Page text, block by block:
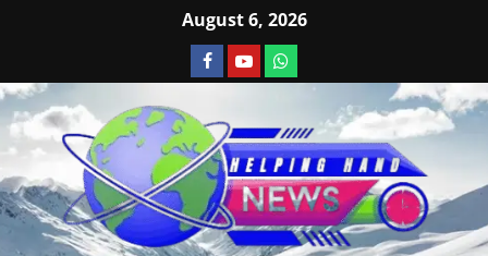
August 6, 2026